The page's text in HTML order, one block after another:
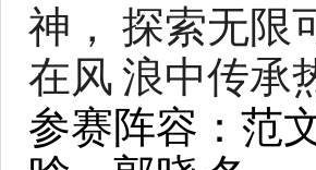
神， 探索无限
在风 浪中传承
参赛阵容：范